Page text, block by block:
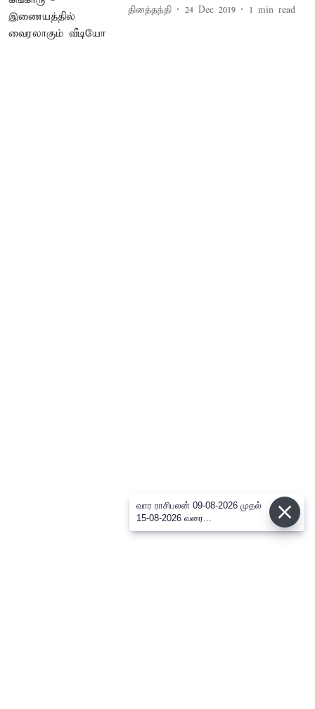
தினத்தந்தி 24 Dec 2019 1 min read
வார ராசிபலன் 09-08-2026 முதல்
15-08-2026 வரை...